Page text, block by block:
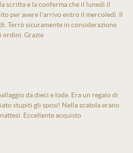
scritta e la conferma che il lunedì il
per avere l'arrivo entro il mercoledì. Il
Terrò sicuramente in considerazione
Grazie
da dieci e lode. Era un regalo di
stupiti gli sposi! Nella scatola erano
Eccellente acquisto